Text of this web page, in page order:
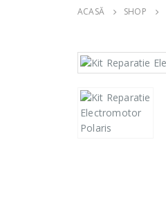
ACASĂ SHOP